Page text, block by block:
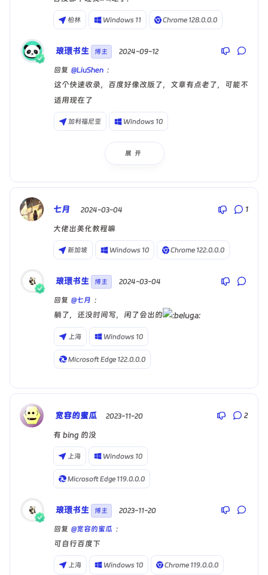
柏林 Windows 11 Chrome 128.0.0.0
琅環书生 博主 2024-09-12
回复 @LiuShen :
这个快速收录，百度好像改版了，文章有点老了，可能不
适用现在了
加利福尼亚 Windows 10
Microsoft Edge 128.0.0.0
是的，现在的百度已经变味道了 排斥个人站长
Budapest
琅環书生 2024-09-12
回复@LiuShen:
我之前的博客都被收录了，现在去搜索，直接没了，所以
不想搞了，写博客的目的是爱好，提升自己的技术和学
习，不在乎 seo 了
伦敦 Windows 10
Microsoft Edge 128.0.0.0
展开
七月 2024-03-04 1
大佬出美化教程嘛
新加坡 Windows 10 Chrome 122.0.0.0
琅環书生 博主 2024-03-04
回复 @七月 :
躺了，还没时间写，闲了会出的
上海 Windows 10
Microsoft Edge 122.0.0.0
宽容的蜜瓜 2023-11-20 2
有 bing 的没
上海 Windows 10
Microsoft Edge 119.0.0.0
琅環书生 博主 2023-11-20
回复 @宽容的蜜瓜 :
可自行百度下
上海 Windows 10 Chrome 119.0.0.0